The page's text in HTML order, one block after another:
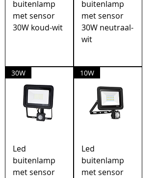
buitenlamp
met sensor
30W koud-wit
buitenlamp
met sensor
30W neutraal-
wit
30W
Led
buitenlamp
met sensor
10W
Led
buitenlamp
met sensor